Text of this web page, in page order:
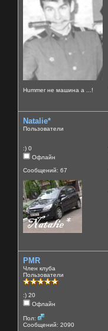
Нummer не машина а ...!
Natalie*
Пользователи
:) 0
Офлайн
Сообщений: 67
PMR
Член клуба
Пользователи
:) 20
Офлайн
Пол:
Сообщений: 2090